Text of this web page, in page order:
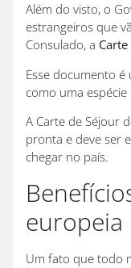
Além do visto, o
estrangeiros que
Consulado, a
Esse documento
como uma
A Carte de Séjour
pronta e deve ser
chegar no país.
europeia
Um fato que todo